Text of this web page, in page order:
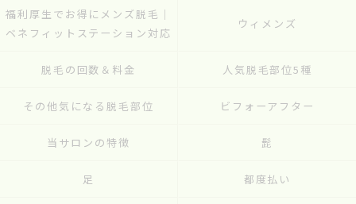
福利厚生でお得にメンズ脱毛｜
ベネフィットステーション対応
ウィメンズ
脱毛の回数＆料金 人気脱毛部位5種
その他気になる脱毛部位 ビフォーアフター
当サロンの特徴 髭
足 都度払い